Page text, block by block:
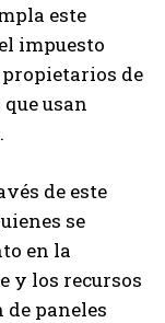
este
impuesto
de
usan
de este
se
en la
y los recursos
paneles